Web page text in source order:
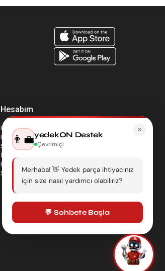
Hesabım
Hesabım
Üyelik Bilgilerim
Sepetim
İade Taleplerim
Favori Ürünlerim
Sipariş Takip
×
👨‍💼yedekON Destek
Çevrimiçi
Merhaba! 👋 Yedek parça ihtiyacınız
için size nasıl yardımcı olabiliriz?
💬 Sohbete Başla